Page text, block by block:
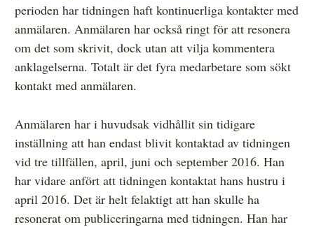
perioden har tidningen haft kontinuerliga kontakter med
anmälaren. Anmälaren har också ringt för att resonera
om det som skrivit, dock utan att vilja kommentera
anklagelserna. Totalt är det fyra medarbetare som sökt
kontakt med anmälaren.
Anmälaren har i huvudsak vidhållit sin tidigare
inställning att han endast blivit kontaktad av tidningen
vid tre tillfällen, april, juni och september 2016. Han
har vidare anfört att tidningen kontaktat hans hustru i
april 2016. Det är helt felaktigt att han skulle ha
resonerat om publiceringarna med tidningen. Han har